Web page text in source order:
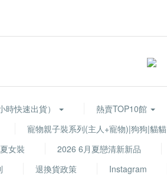
時快速出貨） 熱賣TOP10館
寵物親子裝系列(主人+寵物)|狗狗|貓貓
女裝 2026 6月夏戀清新新品
退換貨政策 Instagram